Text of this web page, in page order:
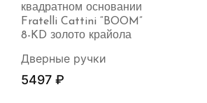
квадратном основании
Fratelli Cattini “BOOM”
8-KD золото крайола
Дверные ручки
5497 ₽